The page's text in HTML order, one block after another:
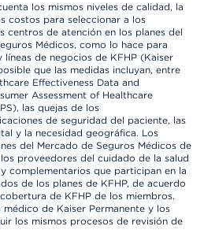
los mismos niveles de calidad, la
costos para seleccionar a los
centros de atención en los planes del
Médicos, como lo hace para
de negocios de KFHP (Kaiser
que las medidas incluyan, entre
Effectiveness Data and
Assessment of Healthcare
las quejas de los
de seguridad del paciente, las
y la necesidad geográfica. Los
del Mercado de Seguros Médicos de
proveedores del cuidado de la salud
complementarios que participan en la
de los planes de KFHP, de acuerdo
de KFHP de los miembros.
de Kaiser Permanente y los
los mismos procesos de revisión de